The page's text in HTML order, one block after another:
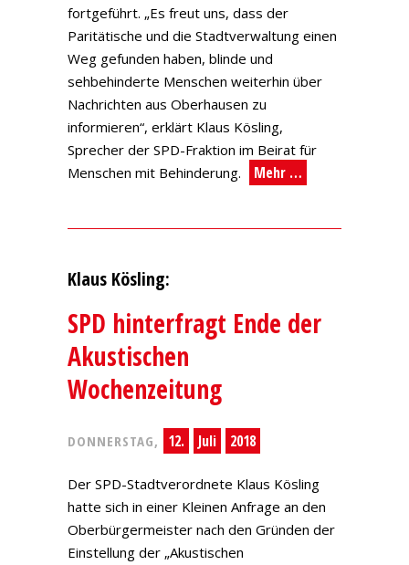
fortgeführt. „Es freut uns, dass der
Paritätische und die Stadtverwaltung einen
Weg gefunden haben, blinde und
sehbehinderte Menschen weiterhin über
Nachrichten aus Oberhausen zu
informieren“, erklärt Klaus Kösling,
Sprecher der SPD-Fraktion im Beirat für
Menschen mit Behinderung.
Mehr …
Klaus Kösling:
SPD hinterfragt Ende der
Akustischen
Wochenzeitung
DONNERSTAG, 12. Juli 2018
Der SPD-Stadtverordnete Klaus Kösling
hatte sich in einer Kleinen Anfrage an den
Oberbürgermeister nach den Gründen der
Einstellung der „Akustischen